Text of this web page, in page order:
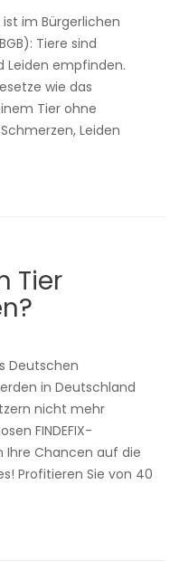
ist im Bürgerlichen
Tiere sind
Leiden empfinden.
wie das
Tier ohne
Leiden
Tier
Deutschen
in Deutschland
nicht mehr
FINDEFIX-
Ihre Chancen auf die
Profitieren Sie von 40